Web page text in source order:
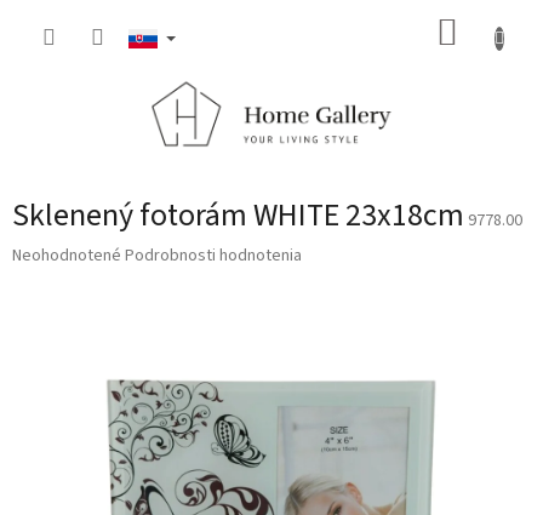
Sklenený fotorám WHITE 23x18cm 9778.00
Priemerné
Neohodnotené Podrobnosti hodnotenia